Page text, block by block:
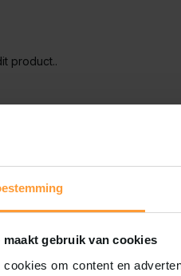
maakt gebruik van cookies
cookies om content en
product..